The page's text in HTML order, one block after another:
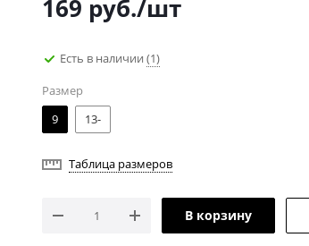
169 руб./шт
Есть в наличии (1)
Размер
9
13-
Таблица размеров
В корзину